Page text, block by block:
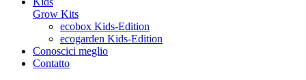
Grow Kits
ecobox Kids-Edition
ecogarden Kids-Edition
Conoscici meglio
Contatto